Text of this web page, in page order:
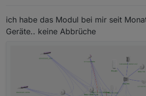
ich habe das Modul bei mir seit
Geräte.. keine Abbrüche